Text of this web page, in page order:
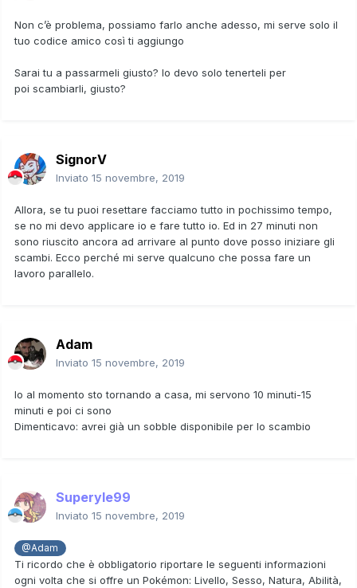
Non c’è problema, possiamo farlo anche adesso, mi serve solo il
tuo codice amico così ti aggiungo
Sarai tu a passarmeli giusto? Io devo solo tenerteli per
poi scambiarli, giusto?
SignorV
Inviato 15 novembre, 2019
Allora, se tu puoi resettare facciamo tutto in pochissimo tempo,
se no mi devo applicare io e fare tutto io. Ed in 27 minuti non
sono riuscito ancora ad arrivare al punto dove posso iniziare gli
scambi. Ecco perché mi serve qualcuno che possa fare un
lavoro parallelo.
Adam
Inviato 15 novembre, 2019
Io al momento sto tornando a casa, mi servono 10 minuti-15
minuti e poi ci sono
Dimenticavo: avrei già un sobble disponibile per lo scambio
Superyle99
Inviato 15 novembre, 2019
@Adam
Ti ricordo che è obbligatorio riportare le seguenti informazioni
ogni volta che si offre un Pokémon: Livello, Sesso, Natura, Abilità,